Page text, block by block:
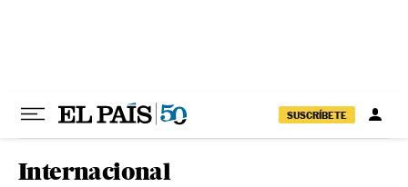
SUSCRÍBETE
Internacional